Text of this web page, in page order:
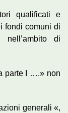
qualificati e
fondi comuni di
nell’ambito di
parte I ….» non
generali «,